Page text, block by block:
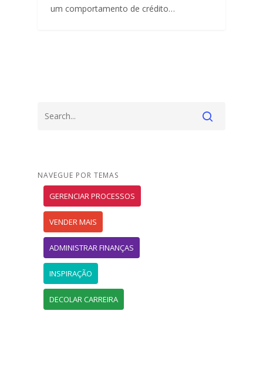
um comportamento de crédito…
NAVEGUE POR TEMAS
GERENCIAR PROCESSOS
VENDER MAIS
ADMINISTRAR FINANÇAS
INSPIRAÇÃO
DECOLAR CARREIRA